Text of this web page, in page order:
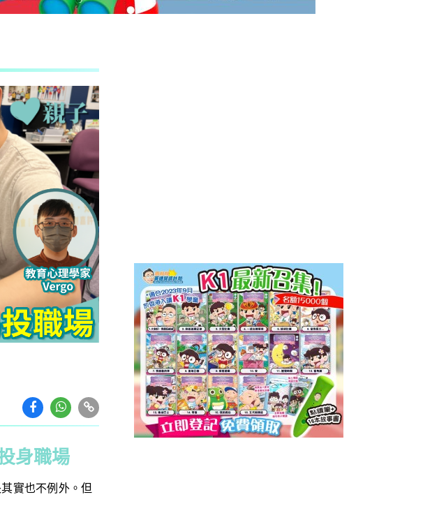
待案 母判囚22年！官斥殘忍刻意施
養｜放下3C產品 讓孩子經歷不一樣的暑假
樂善堂梁銶琚學校（分校）｜女教師奪行政長官卓越教學獎 肯
親子好去處｜8月消防防災應急活動 大玩攤位遊戲+綜合表演
蔬菜貯存｜食前先好洗？食安中心教路自製冷藏蔬菜做1步驟更
WONG)
育兒教養｜放下3C產品 讓孩子經歷不一樣的暑假
身職場
實也不例外。但